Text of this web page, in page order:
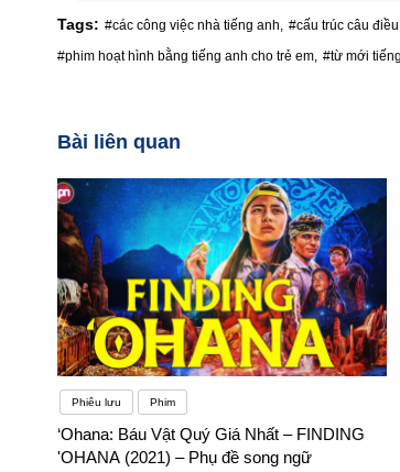
Tags: #các công việc nhà tiếng anh, #cấu trúc câu
#phim hoạt hình bằng tiếng anh cho trẻ em, #từ mới
Bài liên quan
Phiêu lưu Phim
‘Ohana: Báu Vật Quý Giá Nhất – FINDING
'OHANA (2021) – Phụ đề song ngữ